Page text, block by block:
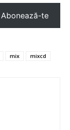
Abonează-te
mix mixcd